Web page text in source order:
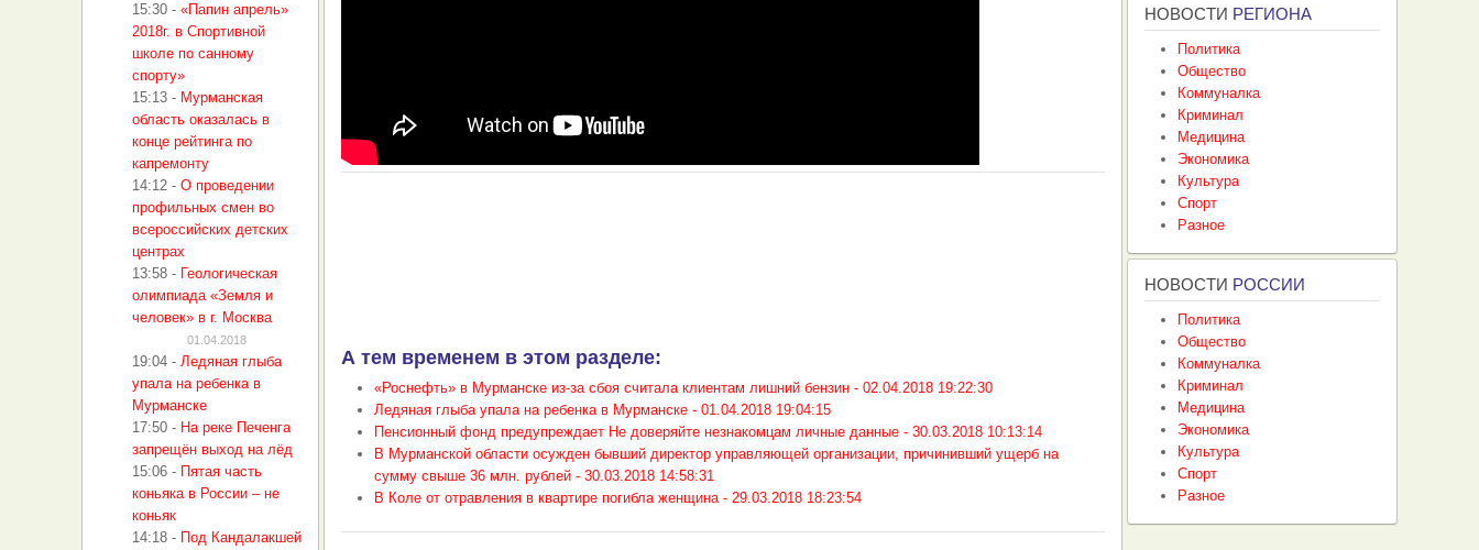
А тем временем в этом разделе:
«Роснефть» в Мурманске из-за сбоя считала клиентам лишний бензин - 02.04.2018 19:22:30
Ледяная глыба упала на ребенка в Мурманске - 01.04.2018 19:04:15
Пенсионный фонд предупреждает Не доверяйте незнакомцам личные данные - 30.03.2018 10:13:14
В Мурманской области осужден бывший директор управляющей организации, причинивший ущерб на
сумму свыше 36 млн. рублей - 30.03.2018 14:58:31
В Коле от отравления в квартире погибла женщина - 29.03.2018 18:23:54
15:30 - «Папин апрель»
2018г. в Спортивной
школе по санному
спорту»
15:13 - Мурманская
область оказалась в
конце рейтинга по
капремонту
14:12 - О проведении
профильных смен во
всероссийских детских
центрах
13:58 - Геологическая
олимпиада «Земля и
человек» в г. Москва
01.04.2018
19:04 - Ледяная глыба
упала на ребенка в
Мурманске
17:50 - На реке Печенга
запрещён выход на лёд
15:06 - Пятая часть
коньяка в России – не
коньяк
14:18 - Под Кандалакшей
НОВОСТИ РЕГИОНА
Политика
Общество
Коммуналка
Криминал
Медицина
Экономика
Культура
Спорт
Разное
НОВОСТИ РОССИИ
Политика
Общество
Коммуналка
Криминал
Медицина
Экономика
Культура
Спорт
Разное